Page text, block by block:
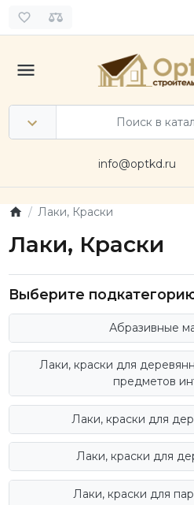
info@optkd.ru
Лаки, Краски
Лаки, Краски
Выберите
Абразивные
Лаки, краски для
предметов
Лаки, краски для
Лаки, краски для
Лаки, краски для